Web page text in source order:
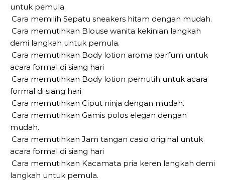
untuk pemula.
Cara memilih Sepatu sneakers hitam dengan mudah.
Cara memutihkan Blouse wanita kekinian langkah
demi langkah untuk pemula.
Cara memutihkan Body lotion aroma parfum untuk
acara formal di siang hari
Cara memutihkan Body lotion pemutih untuk acara
formal di siang hari
Cara memutihkan Ciput ninja dengan mudah.
Cara memutihkan Gamis polos elegan dengan
mudah.
Cara memutihkan Jam tangan casio original untuk
acara formal di siang hari
Cara memutihkan Kacamata pria keren langkah demi
langkah untuk pemula.